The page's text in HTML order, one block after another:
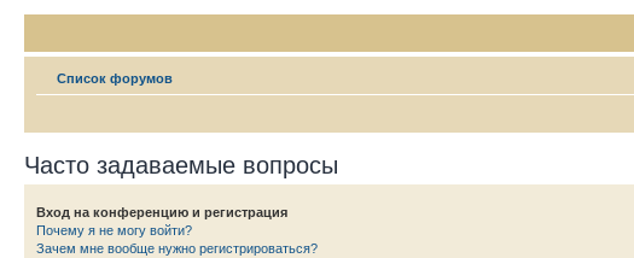
Список форумов
Часто задаваемые вопросы
Вход на конференцию и регистрация
Почему я не могу войти?
Зачем мне вообще нужно регистрироваться?